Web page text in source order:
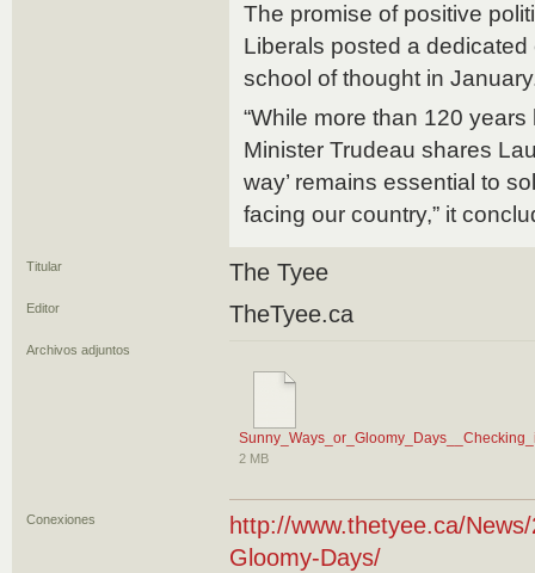
The promise of positive
Liberals posted a
school of thought in
“While more than 120
Minister Trudeau shares
way’ remains essential to
facing our country,” it
Titular The Tyee
Editor TheTyee.ca
Archivos adjuntos
2 MB
Conexiones
http://www.thetyee.ca/
Gloomy-Days/